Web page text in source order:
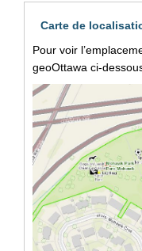
Carte de
Pour voir
geoOttawa ci-